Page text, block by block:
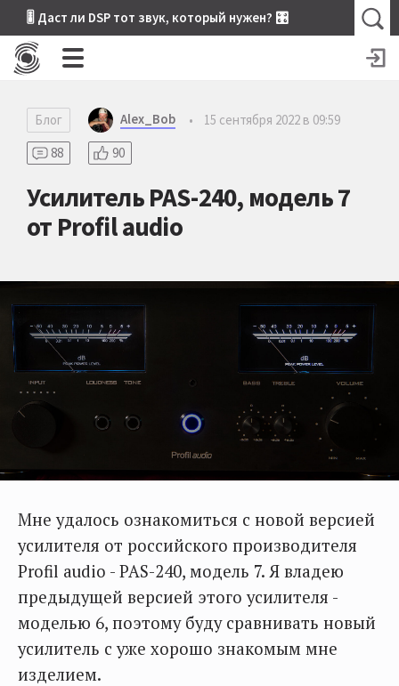
🎚 Даст ли DSP тот звук, который нужен? 🎛
Блог Alex_Bob •
15 сентября 2022 в 09:59
88
90
Усилитель PAS-240, модель 7
от Profil audio
Мне удалось ознакомиться с новой версией
усилителя от российского производителя
Profil audio - PAS-240, модель 7. Я владею
предыдущей версией этого усилителя -
моделью 6, поэтому буду сравнивать новый
усилитель с уже хорошо знакомым мне
изделием.